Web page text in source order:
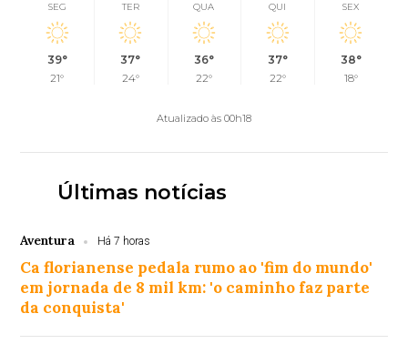
SEG
39°
21°
TER
37°
24°
QUA
36°
22°
QUI
37°
22°
SEX
38°
18°
Atualizado às 00h18
Últimas notícias
Aventura Há 7 horas
Ca florianense pedala rumo ao 'fim do mundo'
em jornada de 8 mil km: 'o caminho faz parte
da conquista'